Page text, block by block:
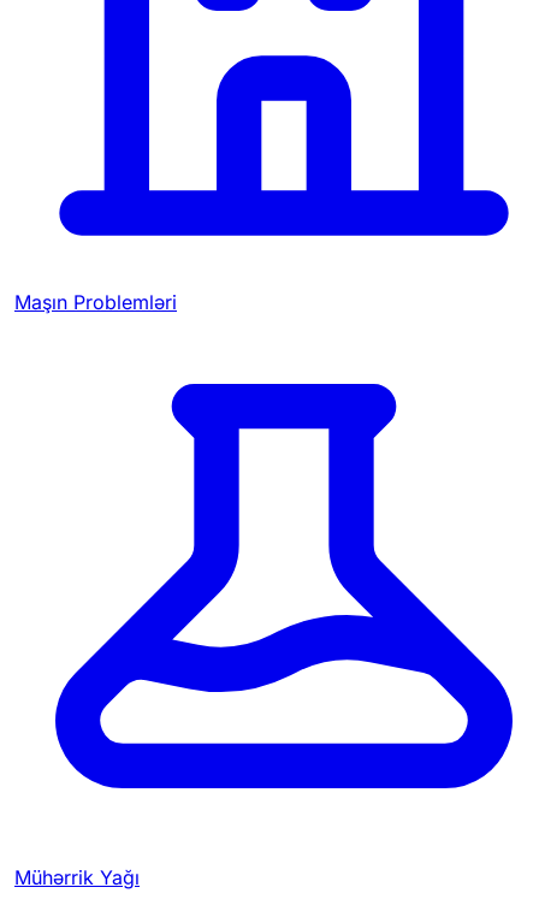
Maşın Problemləri
Mühərrik Yağı